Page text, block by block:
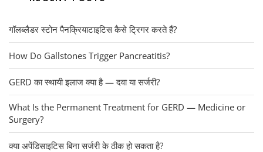
गॉलब्लैडर स्टोन पैनक्रियाटाइटिस कैसे ट्रिगर करते हैं?
How Do Gallstones Trigger Pancreatitis?
GERD का स्थायी इलाज क्या है — दवा या सर्जरी?
What Is the Permanent Treatment for GERD — Medicine or
Surgery?
क्या अपेंडिसाइटिस बिना सर्जरी के ठीक हो सकता है?